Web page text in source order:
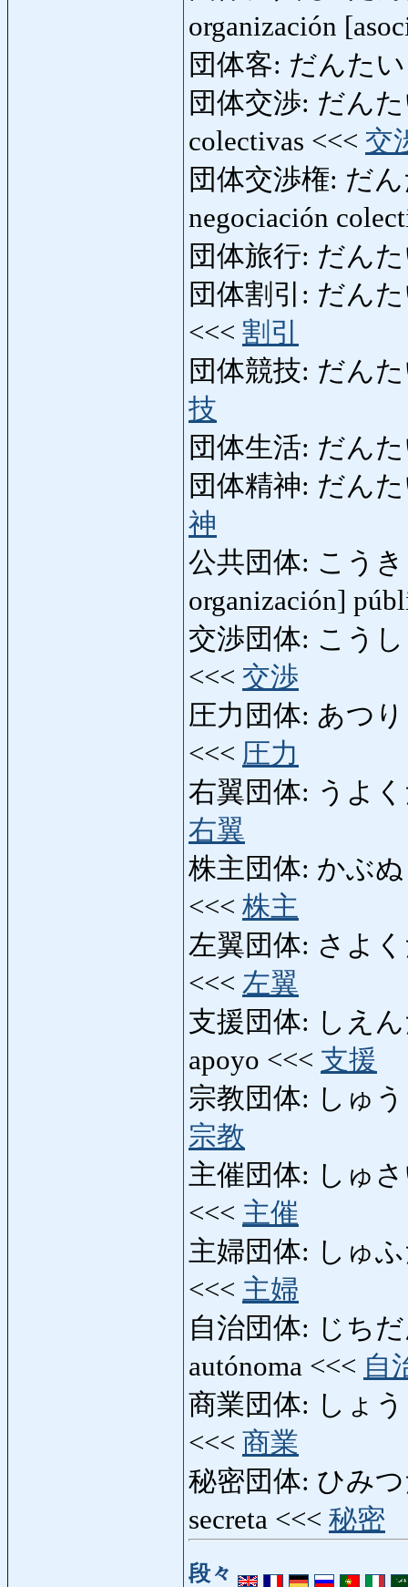
organización
団体客: だんた
団体交渉: だん
colectivas <<< 交
団体交渉権: だ
negociación
団体旅行: だん
団体割引: だんた
<<< 割引
団体競技: だん
技
団体生活: だん
団体精神: だん
神
公共団体: こう
organización]
交渉団体: こうし
<<< 交渉
圧力団体: あつ
<<< 圧力
右翼団体: うよく
右翼
株主団体: かぶぬ
<<< 株主
左翼団体: さよ
<<< 左翼
支援団体: しえん
apoyo <<< 支援
宗教団体: しゅ
宗教
主催団体: しゅさ
<<< 主催
主婦団体: しゅふ
<<< 主婦
自治団体: じち
autónoma <<< 自
商業団体: しょ
<<< 商業
秘密団体: ひみつ
secreta <<< 秘密
段々